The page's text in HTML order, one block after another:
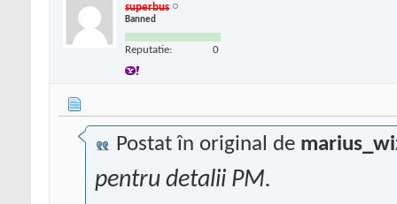
superbus
Banned
Reputatie: 0
Postat în original de
pentru detalii PM.